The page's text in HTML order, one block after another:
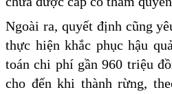
Ngoài ra, quyết định cũng
thực hiện khắc phục hậu
toán chi phí gần 960 triệu
cho đến khi thành rừng,